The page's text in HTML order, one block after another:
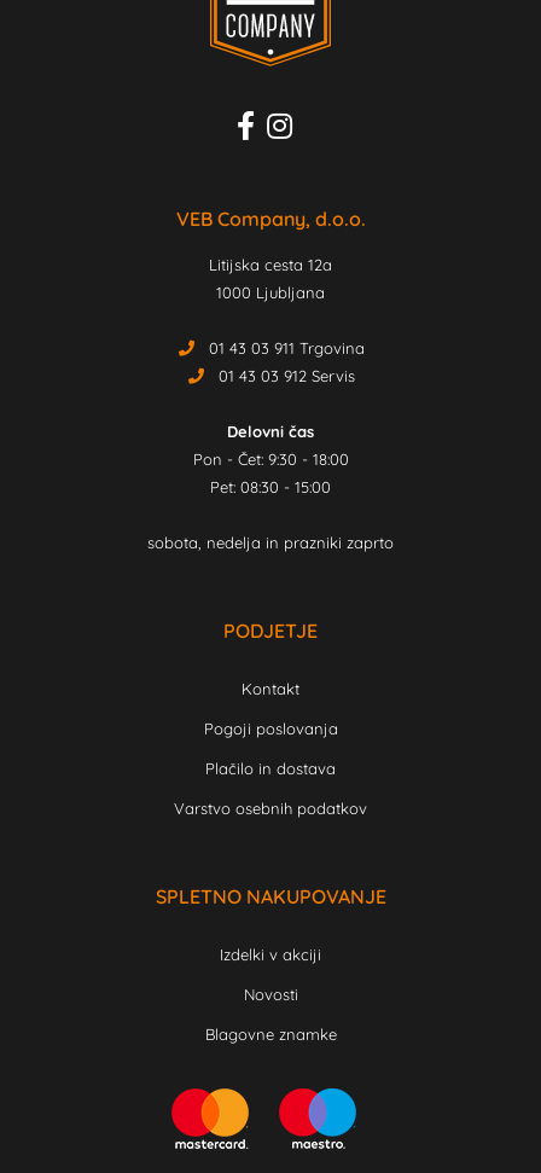
VEB Company, d.o.o.
Litijska cesta 12a
1000 Ljubljana
01 43 03 911 Trgovina
01 43 03 912 Servis
Delovni čas
Pon - Čet: 9:30 - 18:00
Pet: 08:30 - 15:00
sobota, nedelja in prazniki zaprto
PODJETJE
Kontakt
Pogoji poslovanja
Plačilo in dostava
Varstvo osebnih podatkov
SPLETNO NAKUPOVANJE
Izdelki v akciji
Novosti
Blagovne znamke